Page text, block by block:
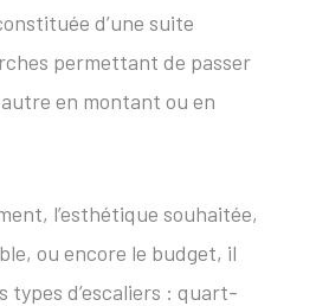
d’une suite
permettant de passer
autre en montant ou en
l’esthétique souhaitée,
ou encore le budget, il
d’escaliers : quart-